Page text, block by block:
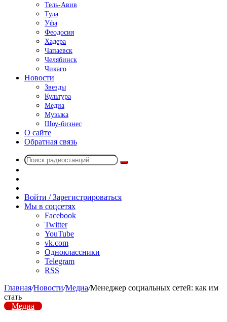
Тель-Авив
Тула
Уфа
Феодосия
Хадера
Чапаевск
Челябинск
Чикаго
Новости
Звезды
Культура
Медиа
Музыка
Шоу-бизнес
О сайте
Обратная связь
Поиск
радио
Войти / Зарегистрироваться
Мы в соцсетях
Facebook
Twitter
YouTube
vk.com
Одноклассники
Telegram
RSS
Главная/Новости/Медиа/Менеджер социальных сетей: как им
стать
Медиа